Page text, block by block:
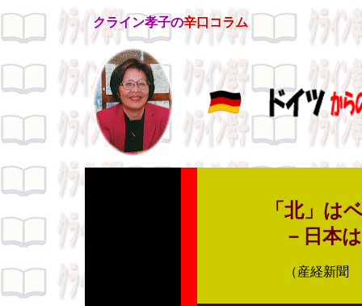
クライン孝子の辛口コラム
「北」は
－日本
（産経新聞